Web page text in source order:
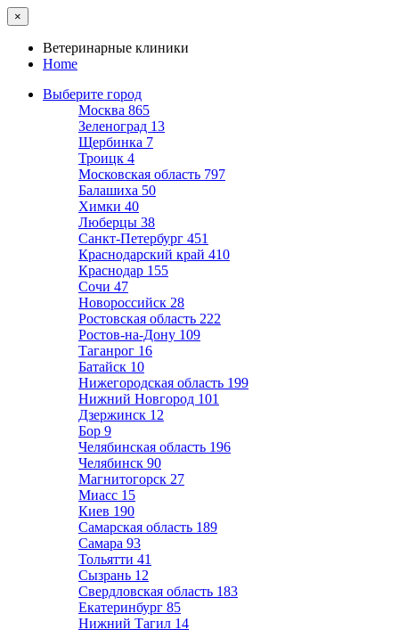
×
Ветеринарные клиники
Home
Выберите город
Москва 865
Зеленоград 13
Щербинка 7
Троицк 4
Московская область 797
Балашиха 50
Химки 40
Люберцы 38
Санкт-Петербург 451
Краснодарский край 410
Краснодар 155
Сочи 47
Новороссийск 28
Ростовская область 222
Ростов-на-Дону 109
Таганрог 16
Батайск 10
Нижегородская область 199
Нижний Новгород 101
Дзержинск 12
Бор 9
Челябинская область 196
Челябинск 90
Магнитогорск 27
Миасс 15
Киев 190
Самарская область 189
Самара 93
Тольятти 41
Сызрань 12
Свердловская область 183
Екатеринбург 85
Нижний Тагил 14